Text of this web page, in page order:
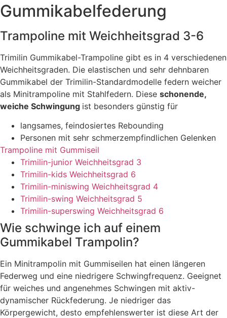
Gummikabelfederung
Trampoline mit Weichheitsgrad 3-6
Trimilin Gummikabel-Trampoline gibt es in 4 verschiedenen
Weichheitsgraden. Die elastischen und sehr dehnbaren
Gummikabel der Trimilin-Standardmodelle federn weicher
als Minitrampoline mit Stahlfedern. Diese schonende,
weiche Schwingung ist besonders günstig für
langsames, feindosiertes Rebounding
Personen mit sehr schmerzempfindlichen Gelenken
Trampoline mit Gummiseil
Trimilin-junior Weichheitsgrad 3
Trimilin-kids Weichheitsgrad 6
Trimilin-miniswing Weichheitsgrad 4
Trimilin-swing Weichheitsgrad 5
Trimilin-superswing Weichheitsgrad 6
Wie schwinge ich auf einem
Gummikabel Trampolin?
Ein Minitrampolin mit Gummiseilen hat einen längeren
Federweg und eine niedrigere Schwingfrequenz. Geeignet
für weiches und angenehmes Schwingen mit aktiv-
dynamischer Rückfederung. Je niedriger das
Körpergewicht, desto empfehlenswerter ist diese Art der